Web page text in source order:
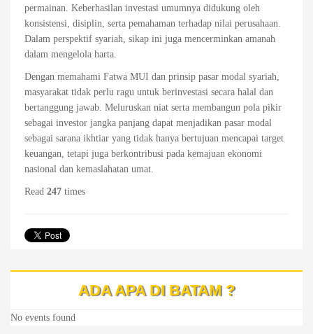
permainan. Keberhasilan investasi umumnya didukung oleh
konsistensi, disiplin, serta pemahaman terhadap nilai perusahaan.
Dalam perspektif syariah, sikap ini juga mencerminkan amanah
dalam mengelola harta.
Dengan memahami Fatwa MUI dan prinsip pasar modal syariah,
masyarakat tidak perlu ragu untuk berinvestasi secara halal dan
bertanggung jawab. Meluruskan niat serta membangun pola pikir
sebagai investor jangka panjang dapat menjadikan pasar modal
sebagai sarana ikhtiar yang tidak hanya bertujuan mencapai target
keuangan, tetapi juga berkontribusi pada kemajuan ekonomi
nasional dan kemaslahatan umat.
Read 247 times
ADA APA DI BATAM ?
No events found